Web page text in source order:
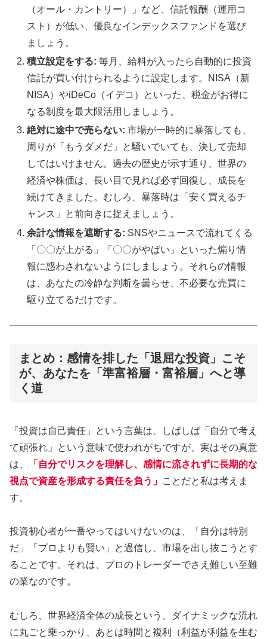
（オール・カントリー）」など、信託報酬（運用コ
スト）が低い、優良なインデックスファンドを選び
ましょう。
積立設定をする: 毎月、給料が入ったら自動的に投資
信託が買い付けられるように設定します。NISA（新
NISA）やiDeCo（イデコ）といった、税金がお得に
なる制度を最大限活用しましょう。
絶対に途中で売らない: 市場が一時的に暴落しても、
周りが「もうダメだ」と騒いでいても、決して売却
してはいけません。過去の歴史が示す通り、世界の
経済や株価は、長い目で見れば必ず回復し、成長を
続けてきました。むしろ、暴落時は「安く買えるチ
ャンス」と前向きに捉えましょう。
余計な情報を遮断する: SNSやニュースで流れてくる
「〇〇が上がる」「〇〇がやばい」といった煽り情
報に惑わされないようにしましょう。それらの情報
は、あなたの冷静な判断を曇らせ、不必要な売買に
駆り立てるだけです。
まとめ：感情を排した「退屈な投資」こそ
が、あなたを「準富裕層・富裕層」へと導
く道
「投資は自己責任」という言葉は、しばしば「自分で考え
て頑張れ」という意味で使われがちですが、実はその真意
は、
「自分でリスクを理解し、感情に流されずに長期的な
視点で資産を形成する責任を負う」 ことだと私は考えま
す。
投資初心者が一番やってはいけないのは、「自分は特別
だ」「プロよりも賢い」と過信し、市場を出し抜こうとす
ることです。それは、プロのトレーダーでさえ難しい至難
の業なのです。
むしろ、世界経済全体の成長という、ダイナミックな流れ
に丸ごと乗っかり、あとは時間と複利（利益が利益を生む